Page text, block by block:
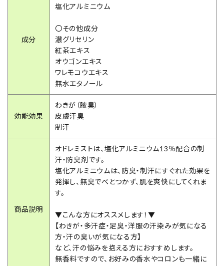
成分
塩化アルミニウム
〇その他成分
濃グリセリン
紅茶エキス
オウゴンエキス
ワレモコウエキス
無水エタノール
効能効果
わきが（腋臭）
皮膚汗臭
制汗
商品説明
オドレミストは、塩化アルミニウム13％配合の制
汗・防臭剤です。
塩化アルミニウムは、防臭・制汗にすぐれた効果を
発揮し、無臭でべとつかず、肌を爽快にしてくれま
す。
▼こんな方にオススメします！▼
【わきが・多汗症・足臭・洋服の汗染みが気になる
方・汗の臭いが気になる方】
など、汗の悩みを抱える方におすすめします。
無香料ですので、お好みの香水やコロンも一緒に